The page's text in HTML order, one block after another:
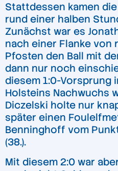
Stattdessen kamen
rund einer halben
Zunächst war es
nach einer Flanke von
Pfosten den Ball mit
dann nur noch
diesem 1:0-Vorsprung
Holsteins Nachwuchs
Diczelski holte nur
später einen
Benninghoff vom
(38.).
Mit diesem 2:0 war